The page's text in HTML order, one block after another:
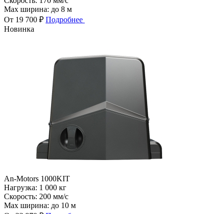
Max ширина: до 8 м
От 19 700 ₽ Подробнее
Новинка
An-Motors 1000KIT
Нагрузка: 1 000 кг
Скорость: 200 мм/с
Max ширина: до 10 м